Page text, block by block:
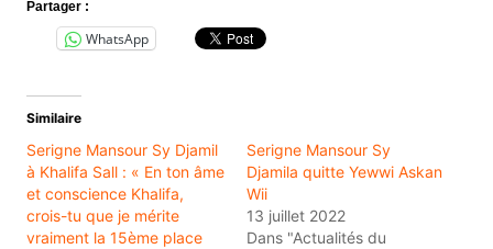
Partager :
WhatsApp
Similaire
Serigne Mansour Sy Djamil
à Khalifa Sall : « En ton âme
et conscience Khalifa,
crois-tu que je mérite
vraiment la 15ème place
Serigne Mansour Sy
Djamila quitte Yewwi Askan
Wii
13 juillet 2022
Dans "Actualités du